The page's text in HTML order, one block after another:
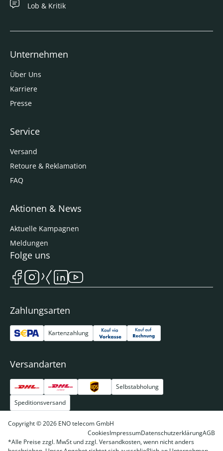
Lob & Kritik
Unternehmen
Über Uns
Karriere
Presse
Service
Versand
Retoure & Reklamation
FAQ
Aktionen & News
Aktuelle Kampagnen
Meldungen
Zahlungsarten
Kartenzahlung
Versandarten
Selbstabholung
Speditionsversand
Folge uns
Copyright © 2026 ENO telecom GmbH
CookiesImpressumDatenschutzerklärungAGB
*Alle Preise zzgl. MwSt und zzgl. Versandkosten, wenn nicht anders